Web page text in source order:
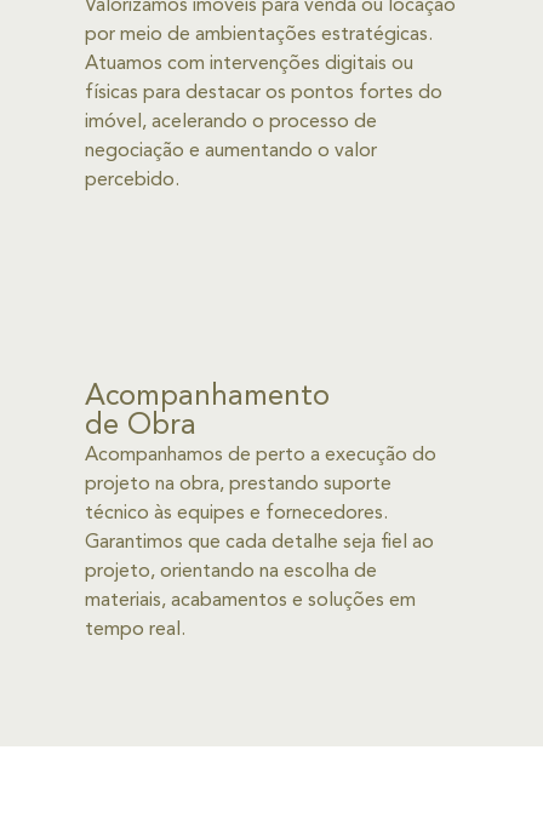
Valorizamos imóveis para venda ou locação
por meio de ambientações estratégicas.
Atuamos com intervenções digitais ou
físicas para destacar os pontos fortes do
imóvel, acelerando o processo de
negociação e aumentando o valor
percebido.
Acompanhamento
de Obra
Acompanhamos de perto a execução do
projeto na obra, prestando suporte
técnico às equipes e fornecedores.
Garantimos que cada detalhe seja fiel ao
projeto, orientando na escolha de
materiais, acabamentos e soluções em
tempo real.